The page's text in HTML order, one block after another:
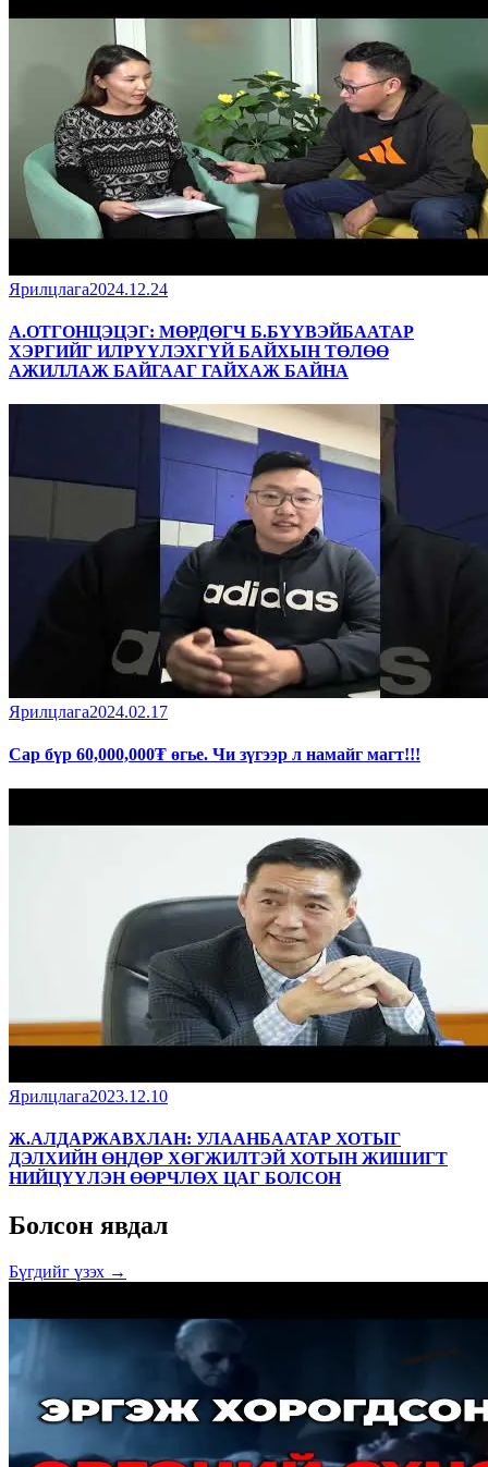
Ярилцлага2024.12.24
А.ОТГОНЦЭЦЭГ: МӨРДӨГЧ Б.БҮҮВЭЙБААТАР
ХЭРГИЙГ ИЛРҮҮЛЭХГҮЙ БАЙХЫН ТӨЛӨӨ
АЖИЛЛАЖ БАЙГААГ ГАЙХАЖ БАЙНА
Ярилцлага2024.02.17
Сар бүр 60,000,000₮ өгье. Чи зүгээр л намайг магт!!!
Ярилцлага2023.12.10
Ж.АЛДАРЖАВХЛАН: УЛААНБААТАР ХОТЫГ
ДЭЛХИЙН ӨНДӨР ХӨГЖИЛТЭЙ ХОТЫН ЖИШИГТ
НИЙЦҮҮЛЭН ӨӨРЧЛӨХ ЦАГ БОЛСОН
Болсон явдал
Бүгдийг үзэх →